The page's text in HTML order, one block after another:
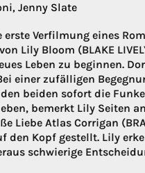
Jenny Slate
erste Verfilmung eines
Lily Bloom (BLAKE
Leben zu beginnen.
einer zufälligen
den beiden sofort die
bemerkt Lily Seiten
Liebe Atlas Corrigan
den Kopf gestellt. Lily
schwierige